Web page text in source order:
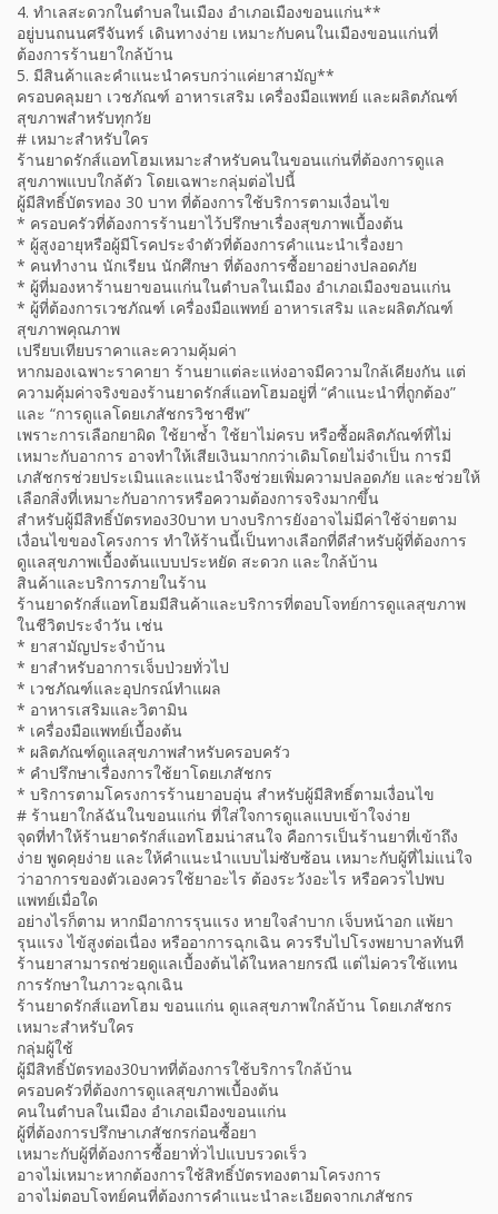
4. ทำเลสะดวกในตำบลในเมือง อำเภอเมืองขอนแก่น**
อยู่บนถนนศรีจันทร์ เดินทางง่าย เหมาะกับคนในเมืองขอนแก่นที่
ต้องการร้านยาใกล้บ้าน
5. มีสินค้าและคำแนะนำครบกว่าแค่ยาสามัญ**
ครอบคลุมยา เวชภัณฑ์ อาหารเสริม เครื่องมือแพทย์ และผลิตภัณฑ์
สุขภาพสำหรับทุกวัย
# เหมาะสำหรับใคร
ร้านยาดรักส์แอทโฮมเหมาะสำหรับคนในขอนแก่นที่ต้องการดูแล
สุขภาพแบบใกล้ตัว โดยเฉพาะกลุ่มต่อไปนี้
ผู้มีสิทธิ์บัตรทอง 30 บาท ที่ต้องการใช้บริการตามเงื่อนไข
* ครอบครัวที่ต้องการร้านยาไว้ปรึกษาเรื่องสุขภาพเบื้องต้น
* ผู้สูงอายุหรือผู้มีโรคประจำตัวที่ต้องการคำแนะนำเรื่องยา
* คนทำงาน นักเรียน นักศึกษา ที่ต้องการซื้อยาอย่างปลอดภัย
* ผู้ที่มองหาร้านยาขอนแก่นในตำบลในเมือง อำเภอเมืองขอนแก่น
* ผู้ที่ต้องการเวชภัณฑ์ เครื่องมือแพทย์ อาหารเสริม และผลิตภัณฑ์
สุขภาพคุณภาพ
เปรียบเทียบราคาและความคุ้มค่า
หากมองเฉพาะราคายา ร้านยาแต่ละแห่งอาจมีความใกล้เคียงกัน แต่
ความคุ้มค่าจริงของร้านยาดรักส์แอทโฮมอยู่ที่ “คำแนะนำที่ถูกต้อง”
และ “การดูแลโดยเภสัชกรวิชาชีพ”
เพราะการเลือกยาผิด ใช้ยาซ้ำ ใช้ยาไม่ครบ หรือซื้อผลิตภัณฑ์ที่ไม่
เหมาะกับอาการ อาจทำให้เสียเงินมากกว่าเดิมโดยไม่จำเป็น การมี
เภสัชกรช่วยประเมินและแนะนำจึงช่วยเพิ่มความปลอดภัย และช่วยให้
เลือกสิ่งที่เหมาะกับอาการหรือความต้องการจริงมากขึ้น
สำหรับผู้มีสิทธิ์บัตรทอง30บาท บางบริการยังอาจไม่มีค่าใช้จ่ายตาม
เงื่อนไขของโครงการ ทำให้ร้านนี้เป็นทางเลือกที่ดีสำหรับผู้ที่ต้องการ
ดูแลสุขภาพเบื้องต้นแบบประหยัด สะดวก และใกล้บ้าน
สินค้าและบริการภายในร้าน
ร้านยาดรักส์แอทโฮมมีสินค้าและบริการที่ตอบโจทย์การดูแลสุขภาพ
ในชีวิตประจำวัน เช่น
* ยาสามัญประจำบ้าน
* ยาสำหรับอาการเจ็บป่วยทั่วไป
* เวชภัณฑ์และอุปกรณ์ทำแผล
* อาหารเสริมและวิตามิน
* เครื่องมือแพทย์เบื้องต้น
* ผลิตภัณฑ์ดูแลสุขภาพสำหรับครอบครัว
* คำปรึกษาเรื่องการใช้ยาโดยเภสัชกร
* บริการตามโครงการร้านยาอบอุ่น สำหรับผู้มีสิทธิ์ตามเงื่อนไข
# ร้านยาใกล้ฉันในขอนแก่น ที่ใส่ใจการดูแลแบบเข้าใจง่าย
จุดที่ทำให้ร้านยาดรักส์แอทโฮมน่าสนใจ คือการเป็นร้านยาที่เข้าถึง
ง่าย พูดคุยง่าย และให้คำแนะนำแบบไม่ซับซ้อน เหมาะกับผู้ที่ไม่แน่ใจ
ว่าอาการของตัวเองควรใช้ยาอะไร ต้องระวังอะไร หรือควรไปพบ
แพทย์เมื่อใด
อย่างไรก็ตาม หากมีอาการรุนแรง หายใจลำบาก เจ็บหน้าอก แพ้ยา
รุนแรง ไข้สูงต่อเนื่อง หรืออาการฉุกเฉิน ควรรีบไปโรงพยาบาลทันที
ร้านยาสามารถช่วยดูแลเบื้องต้นได้ในหลายกรณี แต่ไม่ควรใช้แทน
การรักษาในภาวะฉุกเฉิน
ร้านยาดรักส์แอทโฮม ขอนแก่น ดูแลสุขภาพใกล้บ้าน โดยเภสัชกร
เหมาะสำหรับใคร
กลุ่มผู้ใช้
ผู้มีสิทธิ์บัตรทอง30บาทที่ต้องการใช้บริการใกล้บ้าน
ครอบครัวที่ต้องการดูแลสุขภาพเบื้องต้น
คนในตำบลในเมือง อำเภอเมืองขอนแก่น
ผู้ที่ต้องการปรึกษาเภสัชกรก่อนซื้อยา
เหมาะกับผู้ที่ต้องการซื้อยาทั่วไปแบบรวดเร็ว
อาจไม่เหมาะหากต้องการใช้สิทธิ์บัตรทองตามโครงการ
อาจไม่ตอบโจทย์คนที่ต้องการคำแนะนำละเอียดจากเภสัชกร